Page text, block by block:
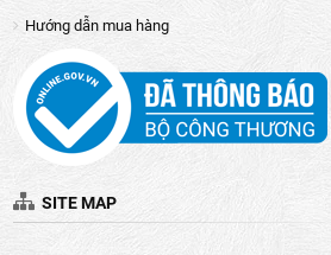
Hướng dẫn mua hàng
SITE MAP